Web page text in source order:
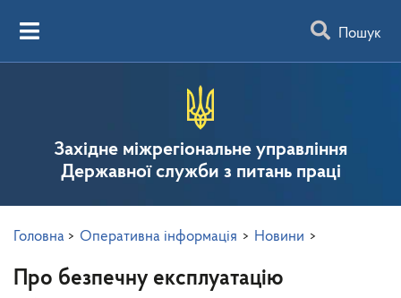
Пошук
Західне міжрегіональне управління
Державної служби з питань праці
Головна > Оперативна інформація > Новини >
Про безпечну експлуатацію